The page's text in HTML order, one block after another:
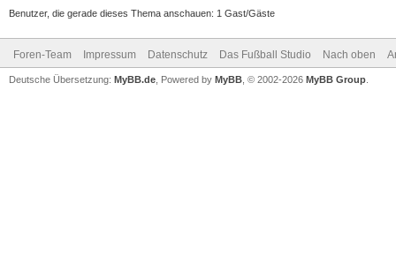
Benutzer, die gerade dieses Thema anschauen: 1 Gast/Gäste
Foren-Team Impressum Datenschutz Das Fußball Studio Nach oben
Deutsche Übersetzung: MyBB.de , Powered by MyBB , © 2002-2026 MyBB Group